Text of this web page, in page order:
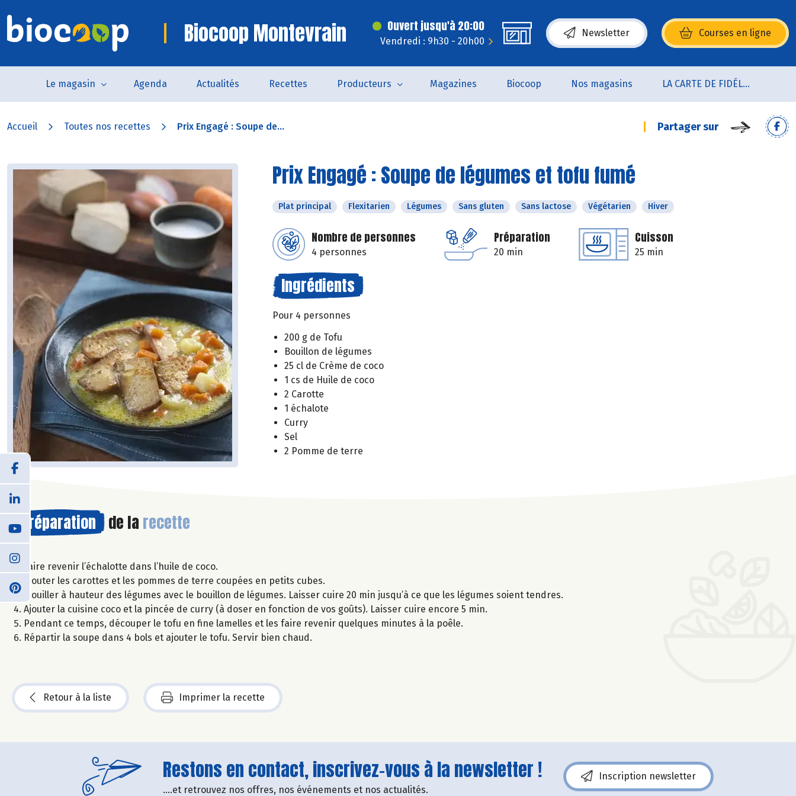
Biocoop Montevrain Ouvert jusqu'à 20:00
Vendredi : 9h30 - 20h00
Newsletter Courses en ligne
(s’ouvre dans une nouvelle fenêtre)
Le magasin Agenda Actualités Recettes Producteurs Magazines Biocoop Nos magasins LA CARTE DE FIDÉLITÉ
Accueil Toutes nos recettes Prix Engagé : Soupe de... Partager sur
Prix Engagé : Soupe de légumes et tofu fumé
Plat principal Flexitarien Légumes Sans gluten Sans lactose Végétarien Hiver
Nombre de personnes
4 personnes
Préparation
20 min
Cuisson
25 min
Ingrédients
Pour 4 personnes
200 g de Tofu
Bouillon de légumes
25 cl de Crème de coco
1 cs de Huile de coco
2 Carotte
1 échalote
Curry
Sel
2 Pomme de terre
Préparation de la recette
Faire revenir l’échalotte dans l’huile de coco.
Ajouter les carottes et les pommes de terre coupées en petits cubes.
Mouiller à hauteur des légumes avec le bouillon de légumes. Laisser cuire 20 min jusqu’à ce que les légumes soient tendres.
Ajouter la cuisine coco et la pincée de curry (à doser en fonction de vos goûts). Laisser cuire encore 5 min.
Pendant ce temps, découper le tofu en fine lamelles et les faire revenir quelques minutes à la poêle.
Répartir la soupe dans 4 bols et ajouter le tofu. Servir bien chaud.
Retour à la liste Imprimer la recette
Restons en contact, inscrivez-vous à la newsletter !
....et retrouvez nos offres, nos événements et nos actualités.
Inscription newsletter